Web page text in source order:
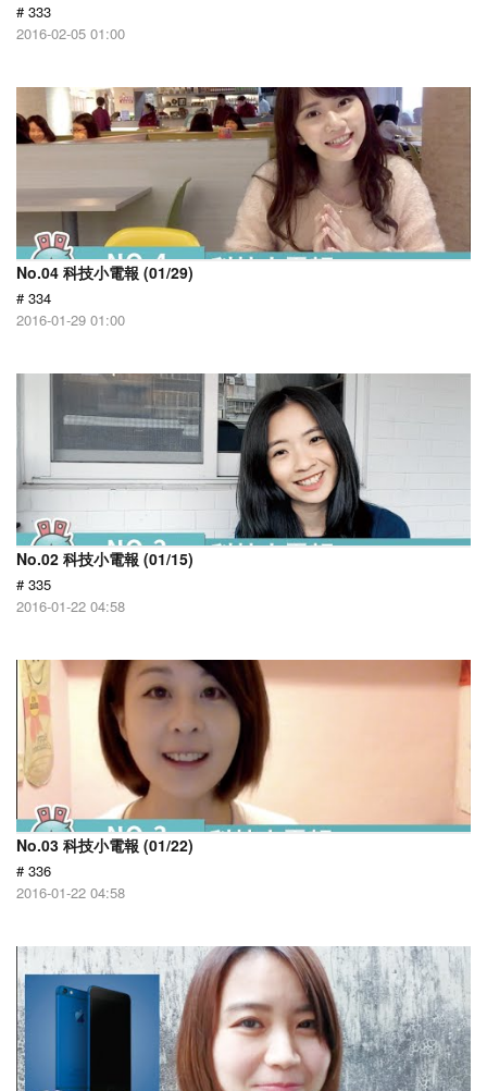
# 333
2016-02-05 01:00
No.04 科技小電報 (01/29)
# 334
2016-01-29 01:00
No.02 科技小電報 (01/15)
# 335
2016-01-22 04:58
No.03 科技小電報 (01/22)
# 336
2016-01-22 04:58